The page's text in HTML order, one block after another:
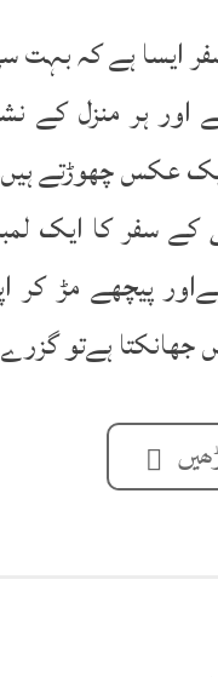
ایسا ہے کہ بہت
اور ہر منزل کے
عکس چھوڑتے
کے سفر کا ایک
پیچھے مڑ
جھانکتا ہےتو